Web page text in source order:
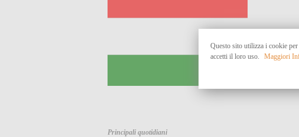
Principali quotidiani
Questo sito utilizza i cookie
accetti il loro uso.
Maggiori